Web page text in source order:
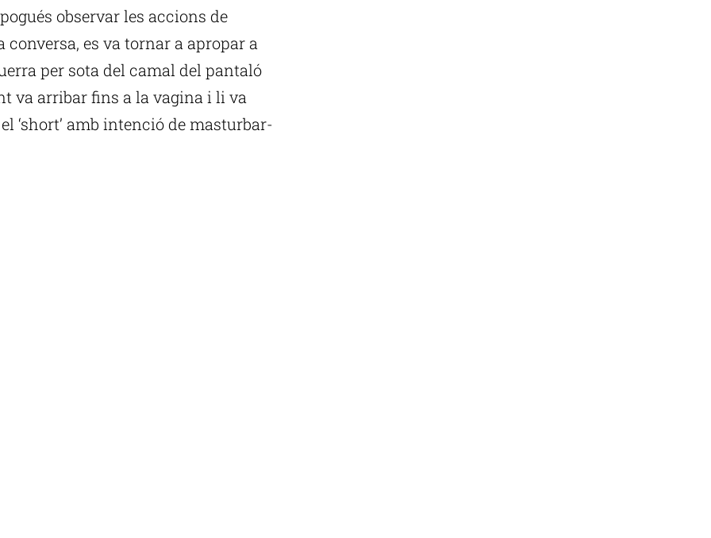
observar les accions de
es va tornar a apropar a
per sota del camal del pantaló
va arribar fins a la vagina i li va
‘short’ amb intenció de masturbar-